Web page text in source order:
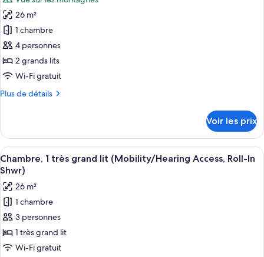
Tub)
très
grand
lit
Accessible,
Tub)
photos
pour
ce
type
de
chambre :
Club,
lits
(Mobility/Hearing
Accessible,
Tub)
26 m²
1 chambre
4 personnes
2 grands lits
Wi-Fi gratuit
Plus de détails
Plus
le
type
de
chambre
Chambre
Club,
2
grands
lits
(Mobility/Hearing
Tub)
Voir les prix
Afficher
toutes
les
photos
pour
ce
type
de
Literie de qualité supérieure, couette
7
Chambre, 1 très grand lit (Mobility/Hearing Access, Roll-In
Shwr)
26 m²
1 chambre
3 personnes
1 très grand lit
Wi-Fi gratuit